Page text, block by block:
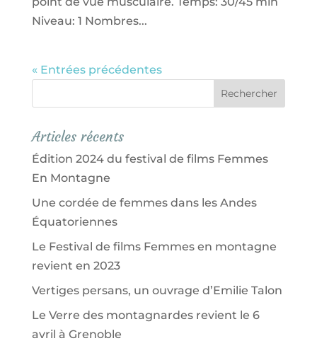
Niveau: 1 Nombres...
« Entrées précédentes
Articles récents
Édition 2024 du festival de films Femmes
En Montagne
Une cordée de femmes dans les Andes
Équatoriennes
Le Festival de films Femmes en montagne
revient en 2023
Vertiges persans, un ouvrage d’Emilie Talon
Le Verre des montagnardes revient le 6
avril à Grenoble